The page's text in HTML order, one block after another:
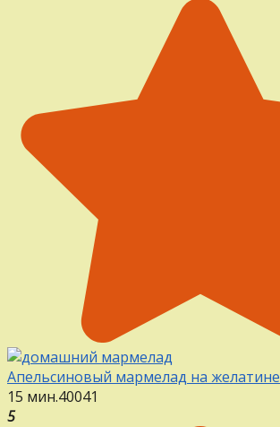
Апельсиновый мармелад на желатине
15 мин.40041
5